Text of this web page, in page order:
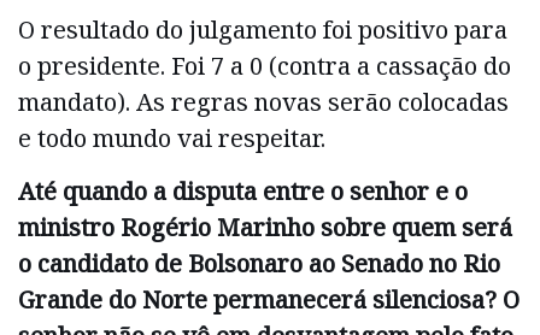
O resultado do julgamento foi positivo para
o presidente. Foi 7 a 0 (contra a cassação do
mandato). As regras novas serão colocadas
e todo mundo vai respeitar.
Até quando a disputa entre o senhor e o
ministro Rogério Marinho sobre quem será
o candidato de Bolsonaro ao Senado no Rio
Grande do Norte permanecerá silenciosa? O